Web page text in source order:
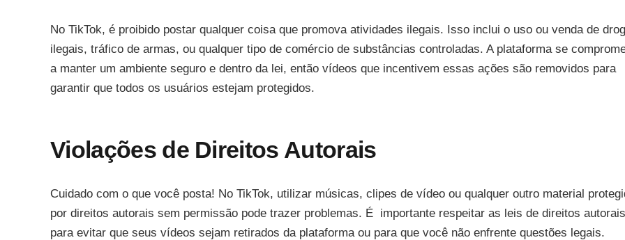
No TikTok, é proibido postar qualquer coisa que promova atividades ilegais. Isso inclui o uso ou venda de
ilegais, tráfico de armas, ou qualquer tipo de comércio de substâncias controladas. A plataforma se
a manter um ambiente seguro e dentro da lei, então vídeos que incentivem essas ações são removidos para
garantir que todos os usuários estejam protegidos.
Violações de Direitos Autorais
Cuidado com o que você posta! No TikTok, utilizar músicas, clipes de vídeo ou qualquer outro material
por direitos autorais sem permissão pode trazer problemas. É importante respeitar as leis de direitos autorais
para evitar que seus vídeos sejam retirados da plataforma ou para que você não enfrente questões legais.